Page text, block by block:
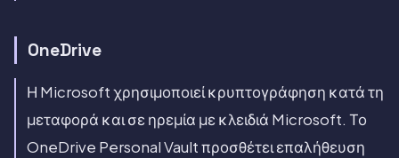
OneDrive
Η Microsoft χρησιμοποιεί κρυπτογράφηση κατά τη
μεταφορά και σε ηρεμία με κλειδιά Microsoft. Το
OneDrive Personal Vault προσθέτει επαλήθευση